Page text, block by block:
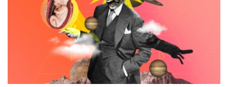
SHARE TWEET LINE EMAIL